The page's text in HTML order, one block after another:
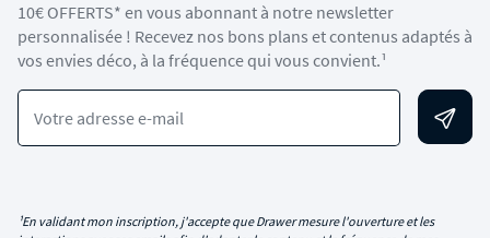
10€ OFFERTS* en vous abonnant à notre newsletter
personnalisée ! Recevez nos bons plans et contenus adaptés à
vos envies déco, à la fréquence qui vous convient.¹
Votre adresse e-mail
¹En validant mon inscription, j'accepte que Drawer mesure l'ouverture et les